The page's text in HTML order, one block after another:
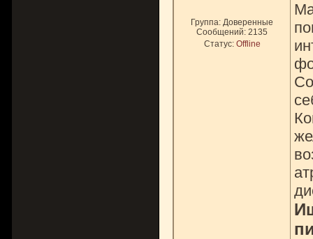
Группа: Доверенные
Сообщений: 2135
Статус: Offline